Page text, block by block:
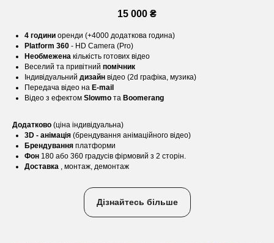
15 000 ₴
4 години оренди (+4000 додаткова година)
Platform 360 - HD Camera (Pro)
Необмежена кількість готових відео
Веселий та привітний помічник
Індивідуальний дизайн відео (2d графіка, музика)
Передача відео на E-mail
Відео з ефектом Slowmo та Boomerang
Додатково (ціна індивідуальна)
3D - анімація (брендування анімаційного відео)
Брендування платформи
Фон 180 або 360 градусів фірмовий з 2 сторін.
Доставка
, монтаж, демонтаж
Дізнайтесь більше